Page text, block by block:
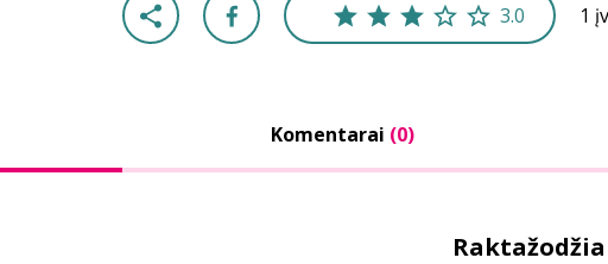
3.0 1
Komentarai (0)